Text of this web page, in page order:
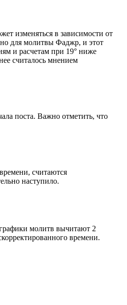
изменяться в зависимости от
для молитвы Фаджр, и этот
и расчетам при 19° ниже
считалось мнением
поста. Важно отметить, что
считаются
наступило.
молитв вычитают 2
времени.